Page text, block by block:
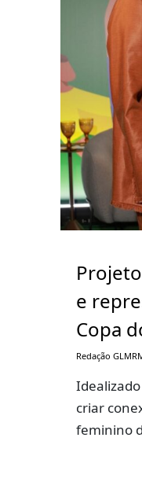
e
Copa
Redação
criar
feminino